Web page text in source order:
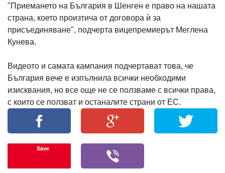
"Приемането на България в Шенген е право на нашата
страна, което прoизтича от договора ѝ за
присъединяване", подчерта вицепремиерът Меглена
Кунева.
Видеото и самата кампания подчертават това, че
България вече е изпълнила всички необходими
изисквания, но все още не се ползваме с всички права,
с които се ползват и останалите страни от ЕС.
Save